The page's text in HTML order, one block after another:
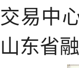
交易中
山东省